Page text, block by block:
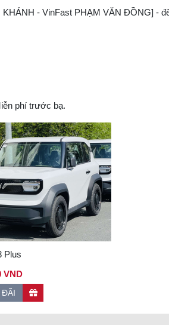
- VinFast PHẠM VĂN ĐỒNG] -
phí trước bạ.
Plus
VND
ĐÃI